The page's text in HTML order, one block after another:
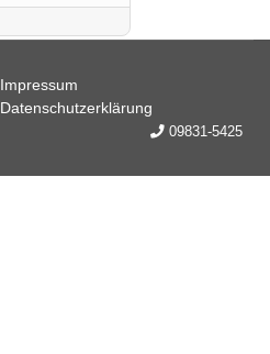
Impressum
Datenschutzerklärung
09831-5425